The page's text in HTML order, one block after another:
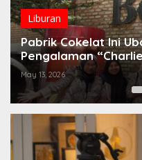
Liburan
Pabrik Cokelat Ini
Pengalaman
Factory” Versi Asia
May 13, 2026